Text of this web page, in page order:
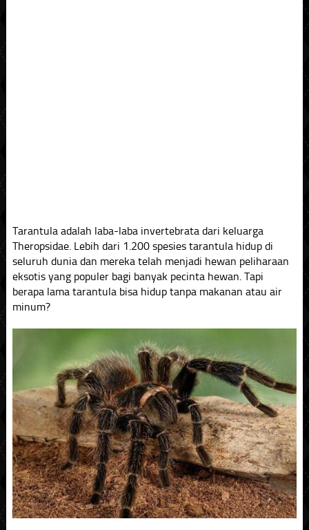
Tarantula adalah laba-laba invertebrata dari keluarga
Theropsidae. Lebih dari 1.200 spesies tarantula hidup di
seluruh dunia dan mereka telah menjadi hewan peliharaan
eksotis yang populer bagi banyak pecinta hewan. Tapi
berapa lama tarantula bisa hidup tanpa makanan atau air
minum?